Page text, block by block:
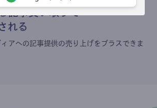
記事買い取りで
れる
アへの記事提供の売り上げをプラスできま